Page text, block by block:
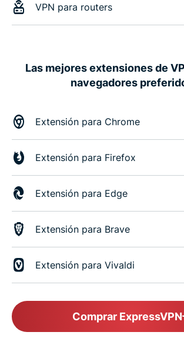
VPN para routers
Las mejores extensiones de
navegadores
Extensión para Chrome
Extensión para Firefox
Extensión para Edge
Extensión para Brave
Extensión para Vivaldi
Comprar ExpressVPN